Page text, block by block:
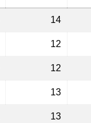
14
12
12
13
13